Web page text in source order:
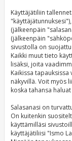
Käyttäjätiliin
(jälkeenpäin
(jälkeenpäin
sivustolla on
Kaikki muut tieto
lisäksi, joita
Kaikissa
näkyvillä. Voit myös
koska tahansa
Salasanasi on
On kuitenkin
käyttämilläsi
käyttäjätiliisi "Ismo